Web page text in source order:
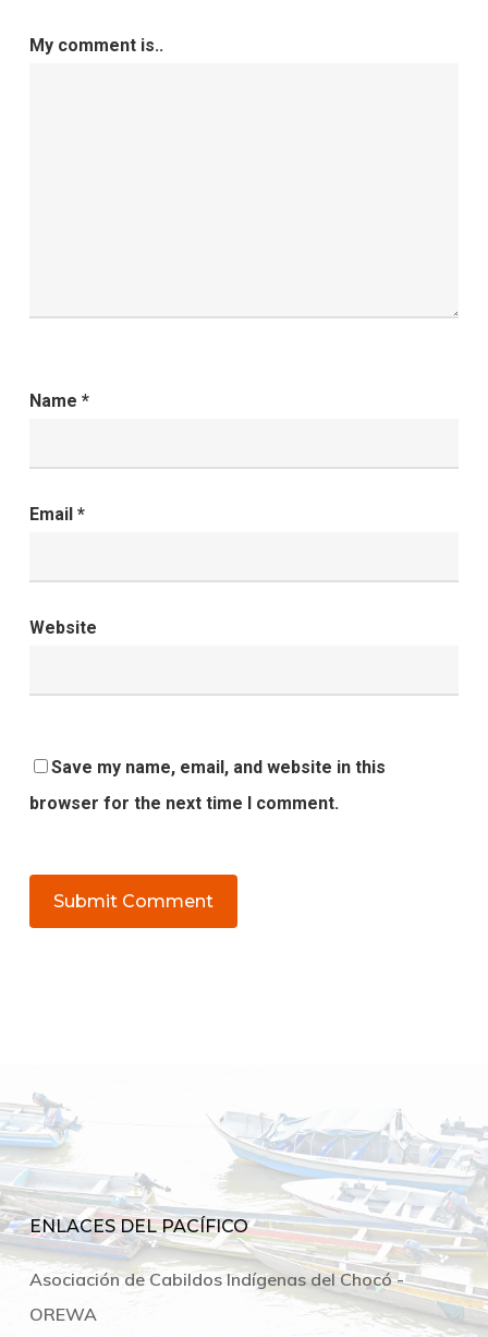
My comment is..
Name *
Email *
Website
Save my name, email, and website in this
browser for the next time I comment.
ENLACES DEL PACÍFICO
Asociación de Cabildos Indígenas del Chocó -
OREWA